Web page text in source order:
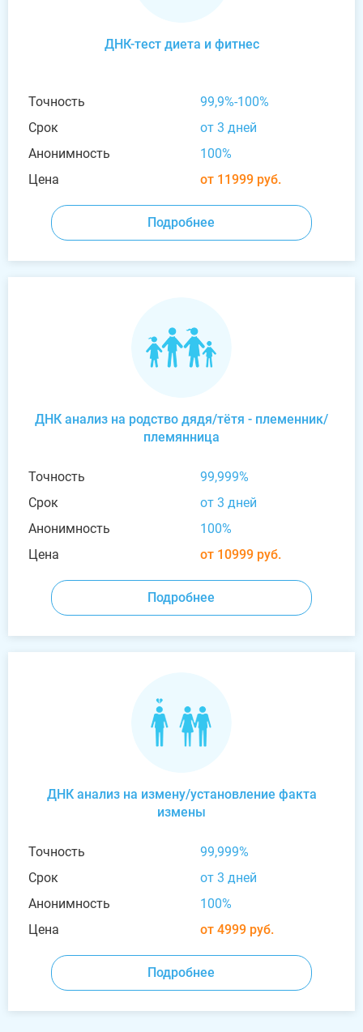
ДНК-тест диета и фитнес
Точность
99,9%-100%
Срок
от 3 дней
Анонимность
100%
Цена
от 11999 руб.
Подробнее
ДНК анализ на родство дядя/тётя - племенник/
племянница
Точность
99,999%
Срок
от 3 дней
Анонимность
100%
Цена
от 10999 руб.
Подробнее
ДНК анализ на измену/установление факта
измены
Точность
99,999%
Срок
от 3 дней
Анонимность
100%
Цена
от 4999 руб.
Подробнее